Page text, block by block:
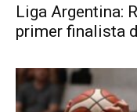
Liga Argentina:
primer finalista